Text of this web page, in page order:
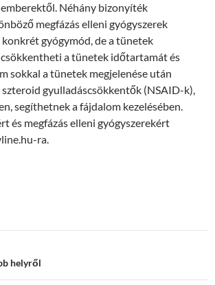
Néhány bizonyíték
megfázás elleni gyógyszerek
gyógymód, de a tünetek
a tünetek időtartamát és
sokkal a tünetek megjelenése után
szteroid gyulladáscsökkentők (NSAID-k),
segíthetnek a fájdalom kezelésében.
és megfázás elleni gyógyszerekért
ra.
helyről